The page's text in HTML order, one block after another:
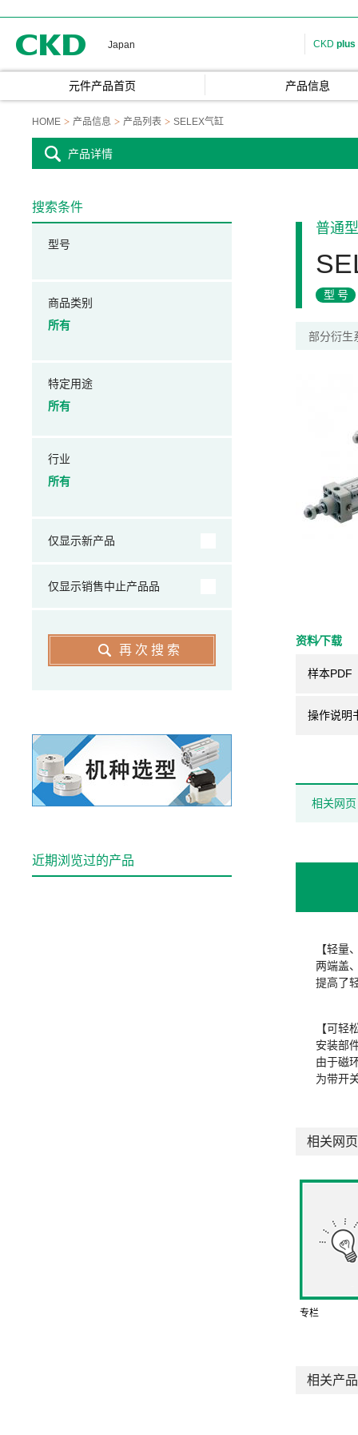
Japan CKD plus
元件产品首页 产品信息
HOME 产品信息 产品列表 SELEX气缸
产品详情
普通
型号
部分衍生
资料⁄下载
样本PDF
操作说明
相关网页
【轻量
两端盖
提高了
【可轻
安装部
由于磁
为带开
相关网页
专栏
相关产品
搜索条件
型号
商品类别
所有
特定用途
所有
行业
所有
仅显示新产品
仅显示销售中止产品品
再次搜索
近期浏览过的产品